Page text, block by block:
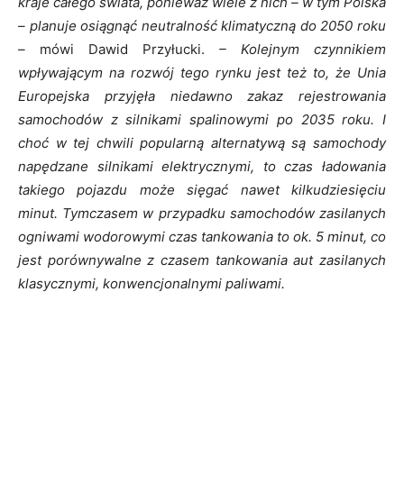
– planuje osiągnąć neutralność klimatyczną do 2050 roku
– mówi Dawid Przyłucki. – Kolejnym czynnikiem
wpływającym na rozwój tego rynku jest też to, że Unia
Europejska przyjęła niedawno zakaz rejestrowania
samochodów z silnikami spalinowymi po 2035 roku. I
choć w tej chwili popularną alternatywą są samochody
napędzane silnikami elektrycznymi, to czas ładowania
takiego pojazdu może sięgać nawet kilkudziesięciu
minut. Tymczasem w przypadku samochodów zasilanych
ogniwami wodorowymi czas tankowania to ok. 5 minut, co
jest porównywalne z czasem tankowania aut zasilanych
klasycznymi, konwencjonalnymi paliwami.